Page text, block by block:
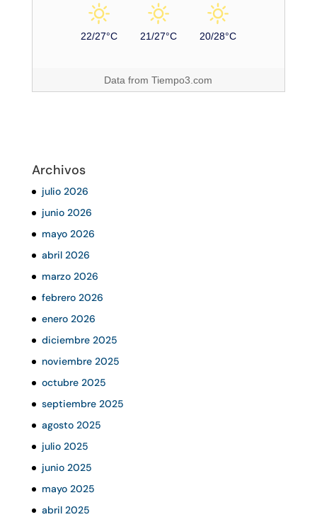
22/27°C 21/27°C 20/28°C
Data fromTiempo3.com
Archivos
julio 2026
junio 2026
mayo 2026
abril 2026
marzo 2026
febrero 2026
enero 2026
diciembre 2025
noviembre 2025
octubre 2025
septiembre 2025
agosto 2025
julio 2025
junio 2025
mayo 2025
abril 2025